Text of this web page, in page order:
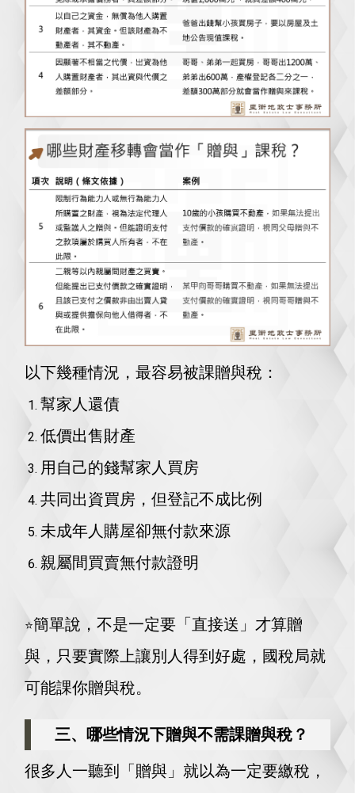
以下幾種情況，最容易被課贈與稅：
幫家人還債
低價出售財產
用自己的錢幫家人買房
共同出資買房，但登記不成比例
未成年人購屋卻無付款來源
親屬間買賣無付款證明
️️️⭐️簡單說，不是一定要「直接送」才算贈
與，只要實際上讓別人得到好處， 國稅局就
可能課你贈與稅。
三、哪些情況下贈與不需課贈與稅？
很多人一聽到「贈與」就以為一定要繳稅，